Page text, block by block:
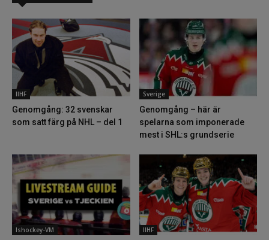
IIHF
Genomgång: 32 svenskar
som satt färg på NHL – del 1
Sverige
Genomgång – här är
spelarna som imponerade
mest i SHL:s grundserie
Ishockey-VM IIHF